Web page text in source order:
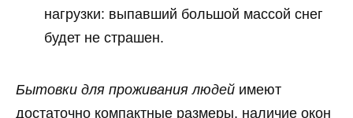
нагрузки: выпавший большой массой снег
будет не страшен.
Бытовки для проживания людей имеют
достаточно компактные размеры, наличие окон